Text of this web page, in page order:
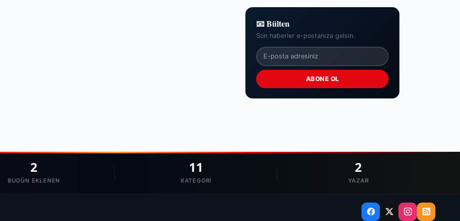
📧 Bülten
Son haberler e-postanıza gelsin.
ABONE OL
2
BUGÜN EKLENEN
11
KATEGORI
2
YAZAR